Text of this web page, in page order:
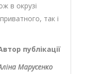
в окрузі
так і
публікації
Марусенко